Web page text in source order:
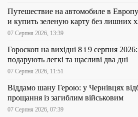
Путешествие на автомобиле в
и купить зеленую карту без лишних
07 Серпня 2026, 13:39
Гороскоп на вихідні 8 і 9 серпня
подарують легкі та щасливі два дні
07 Серпня 2026, 11:51
Віддамо шану Герою: у Чернівцях
прощання із загиблим військовим
07 Серпня 2026, 07:39